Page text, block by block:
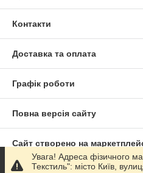
Контакти
Доставка та оплата
Графік роботи
Повна версія сайту
Сайт створено на
Увага! Адреса фізичного
Текстиль": місто Київ,